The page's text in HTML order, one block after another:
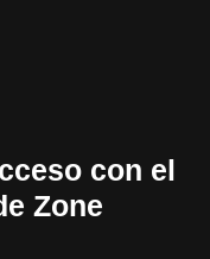
con el
Zone